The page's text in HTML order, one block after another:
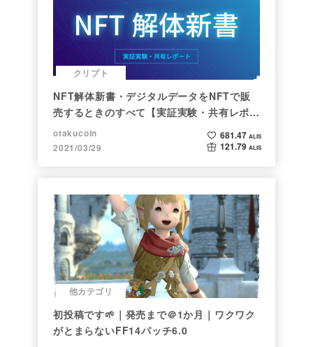
クリプト
NFT解体新書・デジタルデータをNFTで販
売するときのすべて【実証実験・共有レポー
ト】
otakucoin
2021/03/29
681.47 ALIS
121.79 ALIS
他カテゴリ
初投稿です🌱｜発売まで＠1か月｜ワクワク
がとまらないFF14パッチ6.0